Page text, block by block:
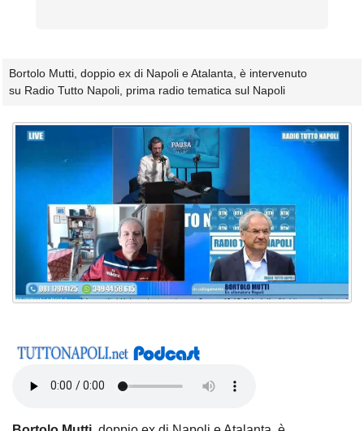
Bortolo Mutti, doppio ex di Napoli e Atalanta, è intervenuto
su Radio Tutto Napoli, prima radio tematica sul Napoli